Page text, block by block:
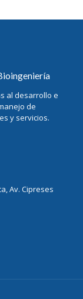
al desarrollo e
de
y servicios.
Av. Cipreses